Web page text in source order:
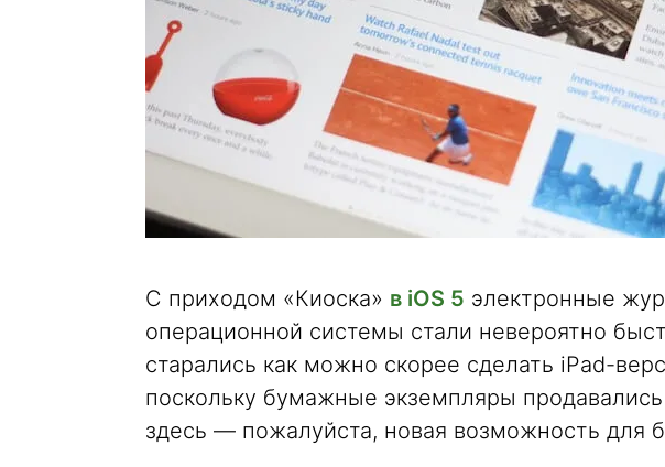
С приходом «Киоска» в iOS 5 электронные
операционной системы стали невероятно
старались как можно скорее сделать iPad-
поскольку бумажные экземпляры
здесь — пожалуйста, новая возможность для